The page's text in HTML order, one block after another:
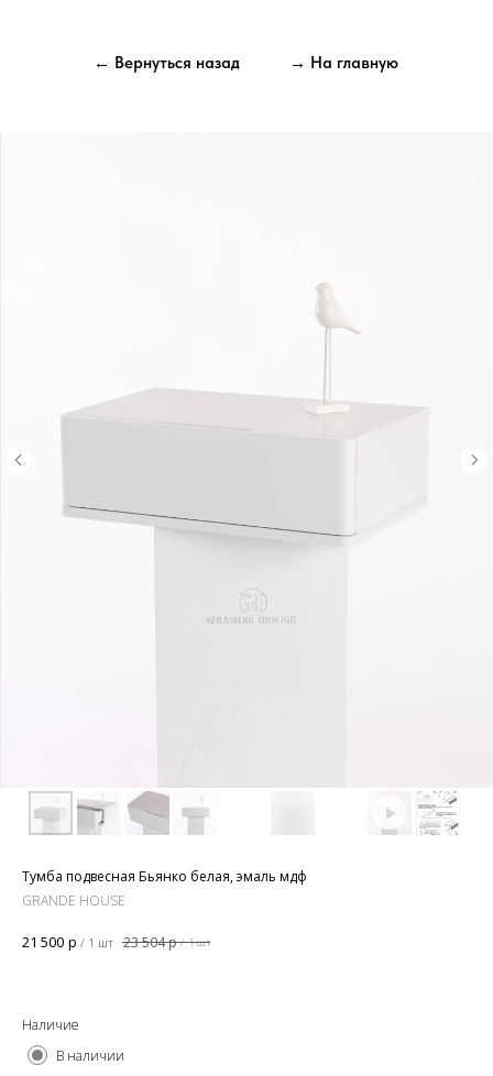
← Вернуться назад → На главную
Тумба подвесная Бьянко белая, эмаль мдф
GRANDE HOUSE
21 500 р / 1 шт 23 504р / 1 шт
Наличие
В наличии